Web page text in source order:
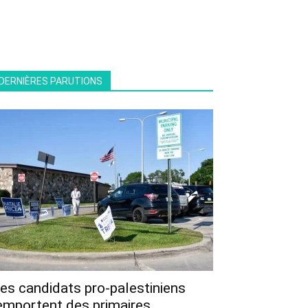
PARUTIONS
candidats pro-palestiniens